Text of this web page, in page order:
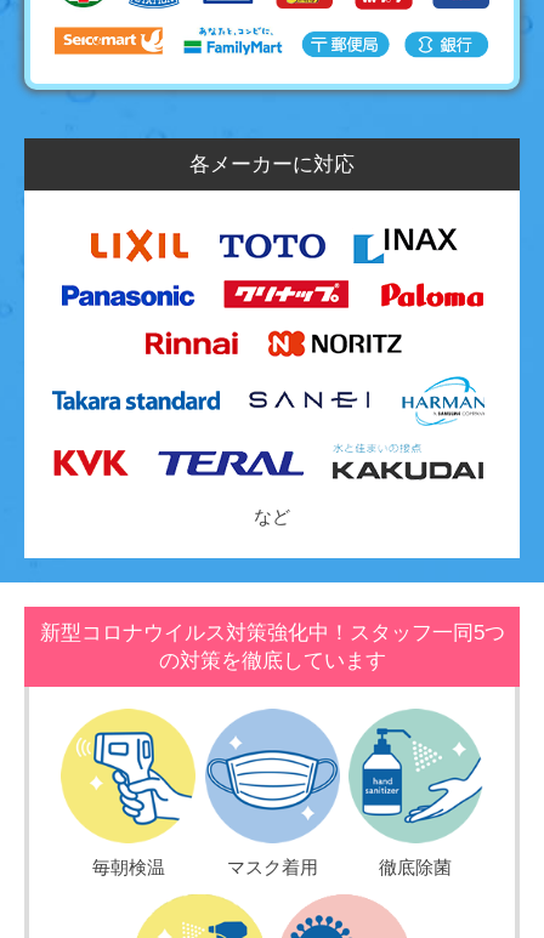
各メーカーに対応
など
新型コロナウイルス対策強化中！スタッフ一同5つ
の対策を徹底しています
毎朝検温 マスク着用 徹底除菌